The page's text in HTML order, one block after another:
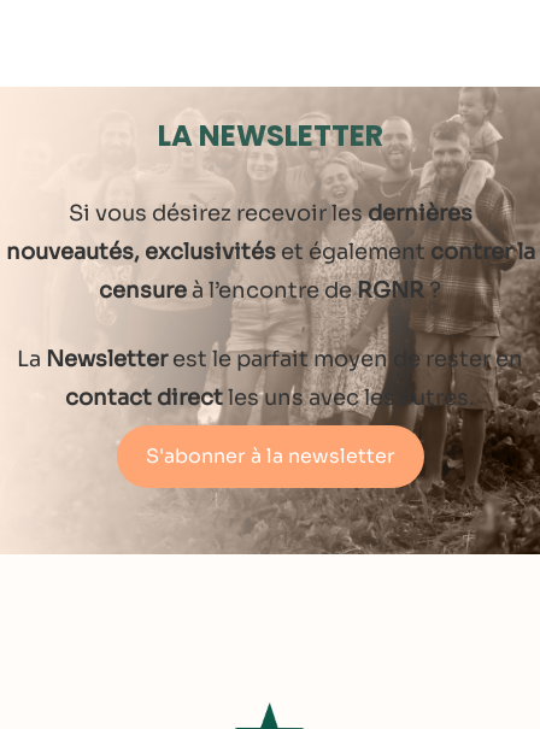
LA NEWSLETTER
Si vous désirez recevoir lesdernières
nouveautés, exclusivitéset également contrer la
censureà l’encontre deRGNR?
La Newsletterest le parfait moyen de rester en
contact directles uns avec les autres.
S'abonner à la newsletter